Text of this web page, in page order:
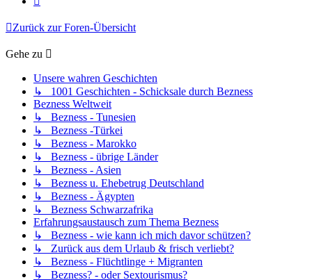
Zurück zur Foren-Übersicht
Gehe zu
Unsere wahren Geschichten
↳ 1001 Geschichten - Schicksale durch Bezness
Bezness Weltweit
↳ Bezness - Tunesien
↳ Bezness -Türkei
↳ Bezness - Marokko
↳ Bezness - übrige Länder
↳ Bezness - Asien
↳ Bezness u. Ehebetrug Deutschland
↳ Bezness - Ägypten
↳ Bezness Schwarzafrika
Erfahrungsaustausch zum Thema Bezness
↳ Bezness - wie kann ich mich davor schützen?
↳ Zurück aus dem Urlaub & frisch verliebt?
↳ Bezness - Flüchtlinge + Migranten
↳ Bezness? - oder Sextourismus?